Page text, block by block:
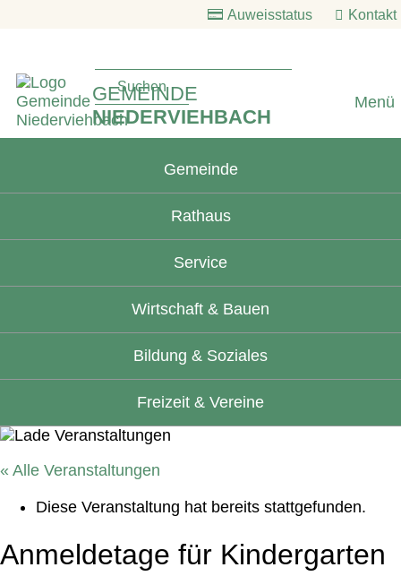
Menü
Auweisstatus Kontakt
GEMEINDE
NIEDERVIEHBACH
Gemeinde
Rathaus
Service
Wirtschaft & Bauen
Bildung & Soziales
Freizeit & Vereine
« Alle Veranstaltungen
Diese Veranstaltung hat bereits stattgefunden.
Anmeldetage für Kindergarten